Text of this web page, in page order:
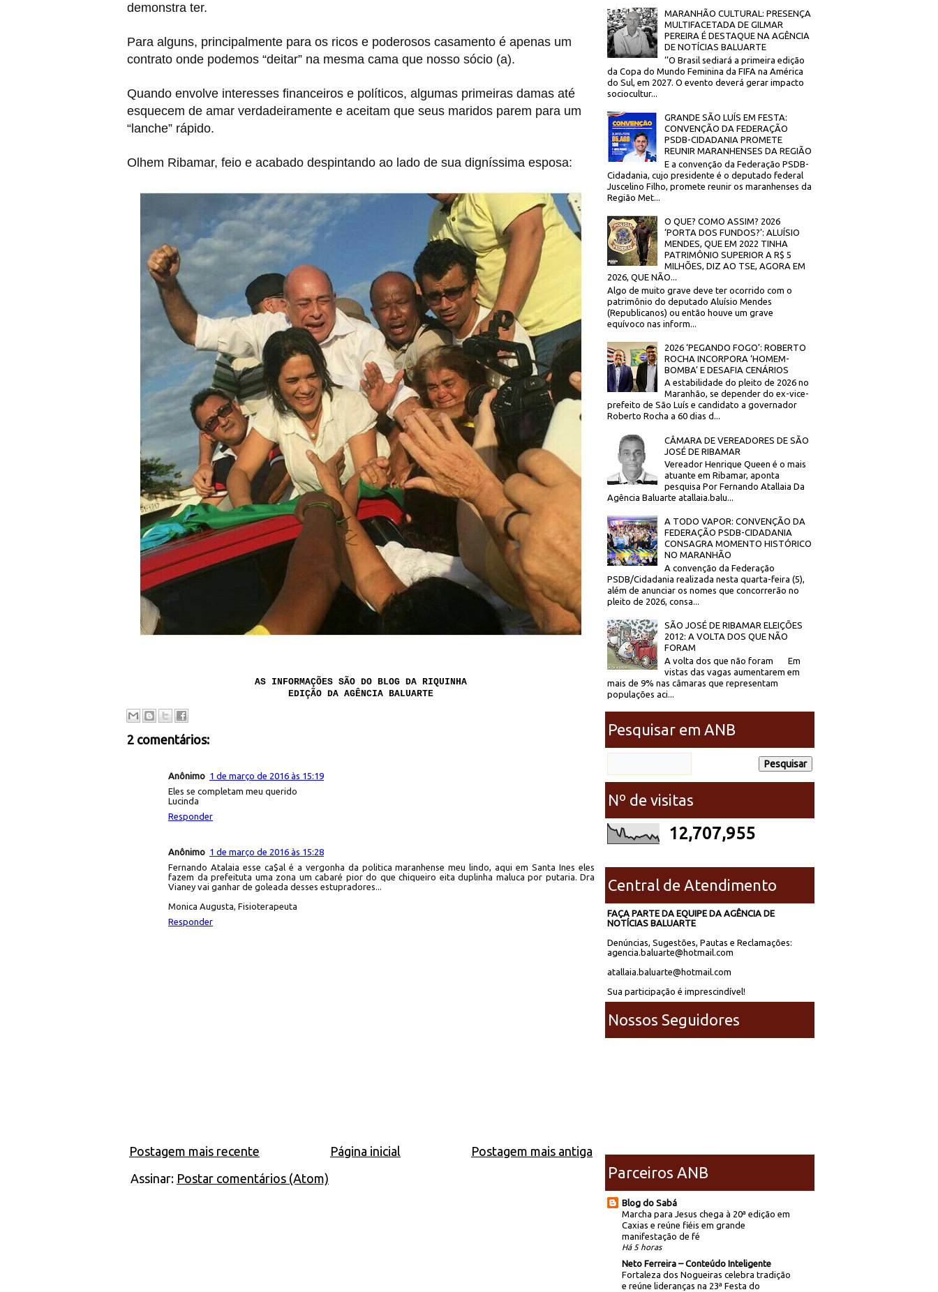
demonstra ter.
Para alguns, principalmente para os ricos e poderosos casamento é apenas um
contrato onde podemos “deitar” na mesma cama que nosso sócio (a).
Quando envolve interesses financeiros e políticos, algumas primeiras damas até
esquecem de amar verdadeiramente e aceitam que seus maridos parem para um
“lanche” rápido.
Olhem Ribamar, feio e acabado despintando ao lado de sua digníssima esposa:
AS INFORMAÇÕES SÃO DO BLOG DA RIQUINHA
EDIÇÃO DA AGÊNCIA BALUARTE
2 comentários:
Anônimo 1 de março de 2016 às 15:19
Eles se completam meu querido
Lucinda
Responder
Anônimo 1 de março de 2016 às 15:28
Fernando Atalaia esse ca$al é a vergonha da politica maranhense meu lindo, aqui em Santa Ines eles
fazem da prefeituta uma zona um cabaré pior do que chiqueiro eita duplinha maluca por putaria. Dra
Vianey vai ganhar de goleada desses estupradores...
Monica Augusta, Fisioterapeuta
Responder
Postagem mais recente Postagem mais antiga
Página inicial
Assinar: Postar comentários (Atom)
MARANHÃO CULTURAL: PRESENÇA
MULTIFACETADA DE GILMAR
PEREIRA É DESTAQUE NA AGÊNCIA
DE NOTÍCIAS BALUARTE
‘’O Brasil sediará a primeira edição
da Copa do Mundo Feminina da FIFA na América
do Sul, em 2027. O evento deverá gerar impacto
sociocultur...
GRANDE SÃO LUÍS EM FESTA:
CONVENÇÃO DA FEDERAÇÃO
PSDB-CIDADANIA PROMETE
REUNIR MARANHENSES DA REGIÃO
E a convenção da Federação PSDB-
Cidadania, cujo presidente é o deputado federal
Juscelino Filho, promete reunir os maranhenses da
Região Met...
O QUE? COMO ASSIM? 2026
‘PORTA DOS FUNDOS?’: ALUÍSIO
MENDES, QUE EM 2022 TINHA
PATRIMÔNIO SUPERIOR A R$ 5
MILHÕES, DIZ AO TSE, AGORA EM
2026, QUE NÃO...
Algo de muito grave deve ter ocorrido com o
patrimônio do deputado Aluísio Mendes
(Republicanos) ou então houve um grave
equívoco nas inform...
2026 ‘PEGANDO FOGO’: ROBERTO
ROCHA INCORPORA ‘HOMEM-
BOMBA’ E DESAFIA CENÁRIOS
A estabilidade do pleito de 2026 no
Maranhão, se depender do ex-vice-
prefeito de São Luís e candidato a governador
Roberto Rocha a 60 dias d...
CÂMARA DE VEREADORES DE SÃO
JOSÉ DE RIBAMAR
Vereador Henrique Queen é o mais
atuante em Ribamar, aponta
pesquisa Por Fernando Atallaia Da
Agência Baluarte atallaia.balu...
A TODO VAPOR: CONVENÇÃO DA
FEDERAÇÃO PSDB-CIDADANIA
CONSAGRA MOMENTO HISTÓRICO
NO MARANHÃO
A convenção da Federação
PSDB/Cidadania realizada nesta quarta-feira (5),
além de anunciar os nomes que concorrerão no
pleito de 2026, consa...
SÃO JOSÉ DE RIBAMAR ELEIÇÕES
2012: A VOLTA DOS QUE NÃO
FORAM
A volta dos que não foram Em
vistas das vagas aumentarem em
mais de 9% nas câmaras que representam
populações aci...
Pesquisar em ANB
Nº de visitas
12,707,955
Central de Atendimento
FAÇA PARTE DA EQUIPE DA AGÊNCIA DE
NOTÍCIAS BALUARTE
Denúncias, Sugestões, Pautas e Reclamações:
agencia.baluarte@hotmail.com
atallaia.baluarte@hotmail.com
Sua participação é imprescindível!
Nossos Seguidores
Parceiros ANB
Blog do Sabá
Marcha para Jesus chega à 20ª edição em
Caxias e reúne fiéis em grande
manifestação de fé
Há 5 horas
Neto Ferreira – Conteúdo Inteligente
Fortaleza dos Nogueiras celebra tradição
e reúne lideranças na 23ª Festa do